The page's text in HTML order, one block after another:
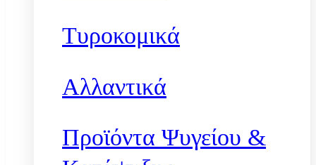
Τυροκομικά
Αλλαντικά
Προϊόντα Ψυγείου &